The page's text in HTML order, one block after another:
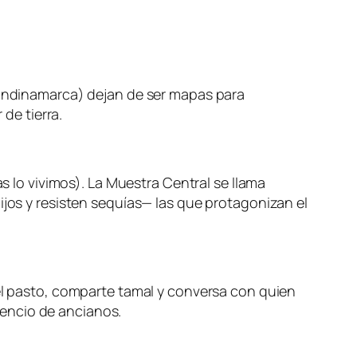
dejan de ser mapas para
de tierra.
lo vivimos). La Muestra Central se llama
y resisten sequías— las que protagonizan el
pasto, comparte tamal y conversa con quien
de ancianos.